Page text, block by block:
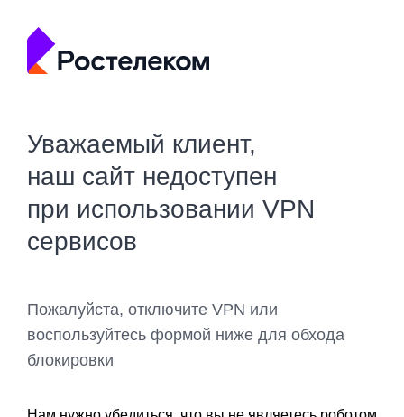
Уважаемый клиент,
наш сайт недоступен
при использовании VPN
сервисов
Пожалуйста, отключите VPN или
воспользуйтесь формой ниже для обхода
блокировки